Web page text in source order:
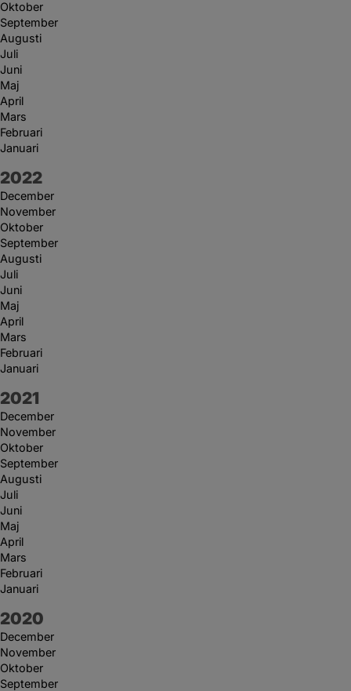
Oktober
September
Augusti
Juli
Juni
Maj
April
Mars
Februari
Januari
År:
2022
December
November
Oktober
September
Augusti
Juli
Juni
Maj
April
Mars
Februari
Januari
År:
2021
December
November
Oktober
September
Augusti
Juli
Juni
Maj
April
Mars
Februari
Januari
År:
2020
December
November
Oktober
September